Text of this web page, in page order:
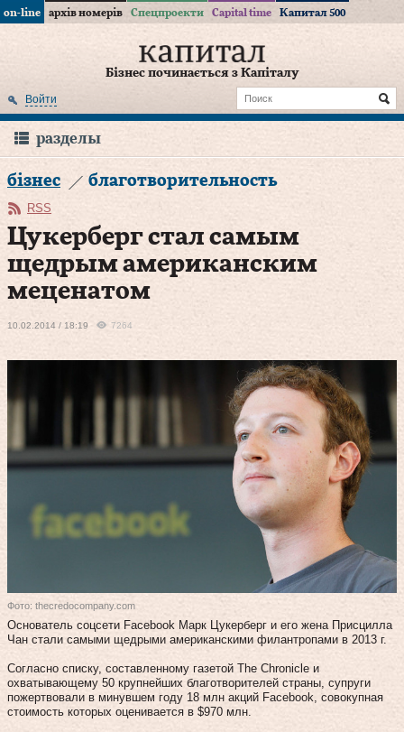
on-line архів номерів Спецпроекти Capital time Капитал 500
Бізнес починається з Капіталу
Войти
разделы
бізнес благотворительность
RSS
Цукерберг стал самым
щедрым американским
меценатом
10.02.2014 / 18:19 7264
Фото: thecredocompany.com
Основатель соцсети Facebook Марк Цукерберг и его жена Присцилла
Чан стали самыми щедрыми американскими филантропами в 2013 г.
Согласно списку, составленному газетой The Chronicle и
охватывающему 50 крупнейших благотворителей страны, супруги
пожертвовали в минувшем году 18 млн акций Facebook, совокупная
стоимость которых оценивается в $970 млн.